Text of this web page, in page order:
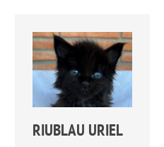
RIUBLAU URIEL